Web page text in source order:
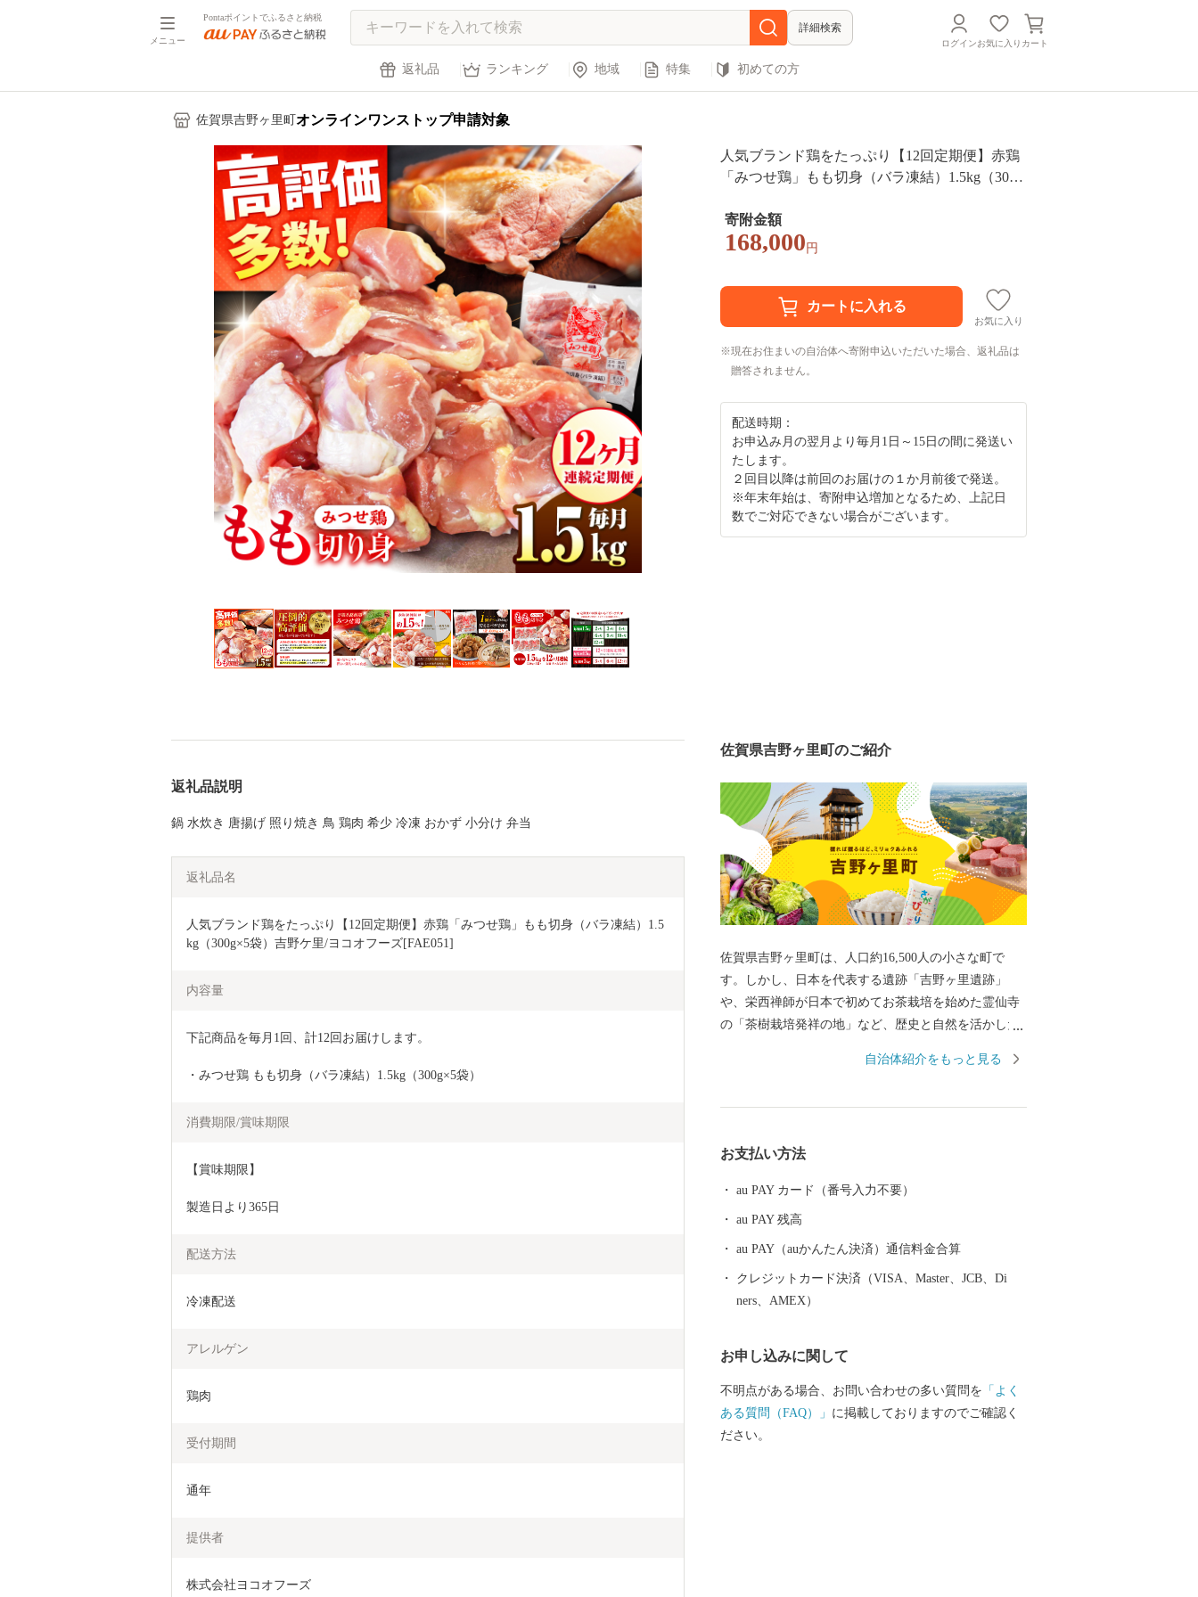
メニュー
Pontaポイントでふるさと納税
詳細検索
ログインお気に入り カート
返礼品 ランキング 地域 特集 初めての方
佐賀県吉野ヶ里町 オンラインワンストップ申請対象
人気ブランド鶏をたっぷり【12回定期便】赤鶏
「みつせ鶏」もも切身（バラ凍結）1.5kg（300g
寄附金額
168,000 円
お気に入り
現在お住まいの自治体へ寄附申込いただいた場合、返礼品は
贈答されません。
配送時期：
お申込み月の翌月より毎月1日～15日の間に発送い
たします。
２回目以降は前回のお届けの１か月前後で発送。
※年末年始は、寄附申込増加となるため、上記日
数でご対応できない場合がございます。
返礼品説明
鍋 水炊き 唐揚げ 照り焼き 鳥 鶏肉 希少 冷凍 おかず 小分け 弁当
返礼品名
人気ブランド鶏をたっぷり【12回定期便】赤鶏「みつせ鶏」もも切身（バラ凍結）1.5
kg（300g×5袋）吉野ケ里/ヨコオフーズ[FAE051]
内容量
下記商品を毎月1回、計12回お届けします。
・みつせ鶏 もも切身（バラ凍結）1.5kg（300g×5袋）
消費期限/賞味期限
【賞味期限】
製造日より365日
配送方法
冷凍配送
アレルゲン
鶏肉
受付期間
通年
提供者
株式会社ヨコオフーズ
佐賀県吉野ヶ里町のご紹介
佐賀県吉野ヶ里町は、人口約16,500人の小さな町で
す。しかし、日本を代表する遺跡「吉野ヶ里遺跡」
や、栄西禅師が日本で初めてお茶栽培を始めた霊仙寺
の「茶樹栽培発祥の地」など、歴史と自然を活かした
はじめとした農産物、また、交通アクセスの良さを活
自治体紹介をもっと見る
お支払い方法
au PAY カード（番号入力不要）
au PAY 残高
au PAY（auかんたん決済）通信料金合算
クレジットカード決済（VISA、Master、JCB、Di
ners、AMEX）
お申し込みに関して
不明点がある場合、お問い合わせの多い質問を 「よく
ある質問（FAQ）」 に掲載しておりますのでご確認く
ださい。